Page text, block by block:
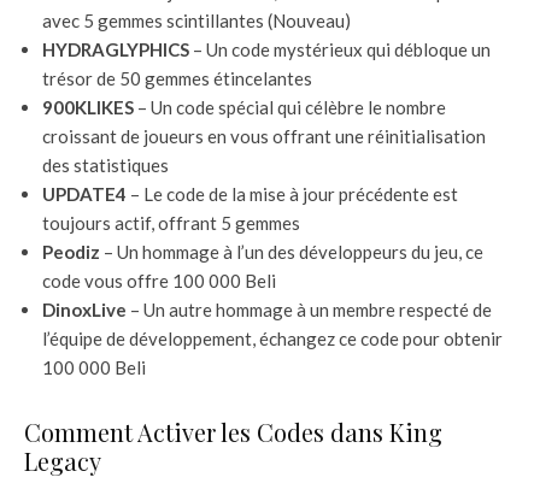
avec 5 gemmes scintillantes (Nouveau)
HYDRAGLYPHICS – Un code mystérieux qui débloque un
trésor de 50 gemmes étincelantes
900KLIKES – Un code spécial qui célèbre le nombre
croissant de joueurs en vous offrant une réinitialisation
des statistiques
UPDATE4 – Le code de la mise à jour précédente est
toujours actif, offrant 5 gemmes
Peodiz – Un hommage à l’un des développeurs du jeu, ce
code vous offre 100 000 Beli
DinoxLive – Un autre hommage à un membre respecté de
l’équipe de développement, échangez ce code pour obtenir
100 000 Beli
Comment Activer les Codes dans King
Legacy